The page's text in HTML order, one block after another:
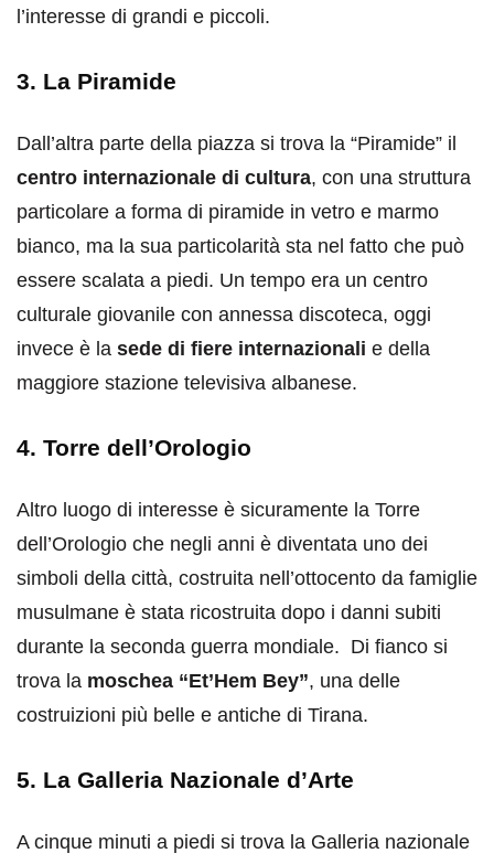
l’interesse di grandi e piccoli.
3. La Piramide
Dall’altra parte della piazza si trova la “Piramide” il
centro internazionale di cultura, con una struttura
particolare a forma di piramide in vetro e marmo
bianco, ma la sua particolarità sta nel fatto che può
essere scalata a piedi. Un tempo era un centro
culturale giovanile con annessa discoteca, oggi
invece è la sede di fiere internazionali e della
maggiore stazione televisiva albanese.
4. Torre dell’Orologio
Altro luogo di interesse è sicuramente la Torre
dell’Orologio che negli anni è diventata uno dei
simboli della città, costruita nell’ottocento da famiglie
musulmane è stata ricostruita dopo i danni subiti
durante la seconda guerra mondiale. Di fianco si
trova la moschea “Et’Hem Bey”, una delle
costruizioni più belle e antiche di Tirana.
5. La Galleria Nazionale d’Arte
A cinque minuti a piedi si trova la Galleria nazionale